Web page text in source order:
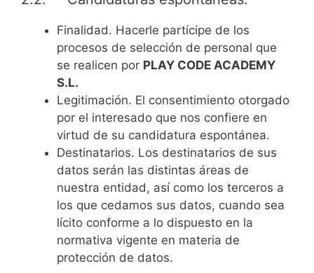
Finalidad. Hacerle partícipe de los
procesos de selección de personal que
se realicen por PLAY CODE ACADEMY
S.L.
Legitimación. El consentimiento otorgado
por el interesado que nos confiere en
virtud de su candidatura espontánea.
Destinatarios. Los destinatarios de sus
datos serán las distintas áreas de
nuestra entidad, así como los terceros a
los que cedamos sus datos, cuando sea
lícito conforme a lo dispuesto en la
normativa vigente en materia de
protección de datos.